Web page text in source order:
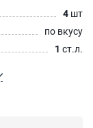
4 шт
по вкусу
1 ст.л.